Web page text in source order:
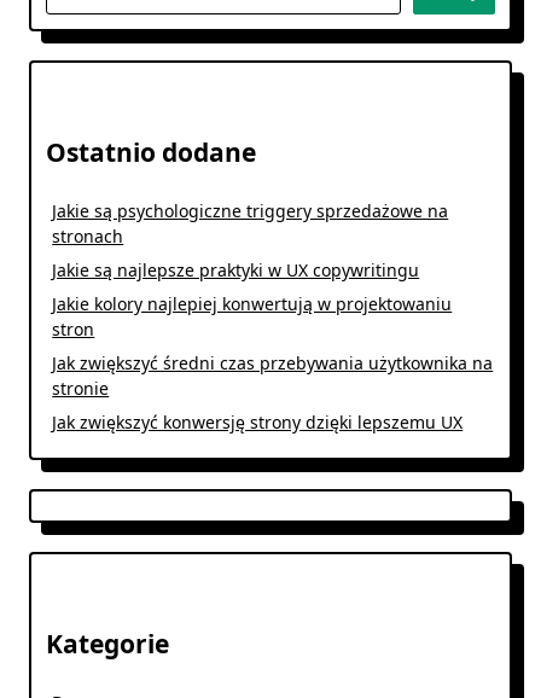
Ostatnio dodane
Jakie są psychologiczne triggery sprzedażowe na
stronach
Jakie są najlepsze praktyki w UX copywritingu
Jakie kolory najlepiej konwertują w projektowaniu
stron
Jak zwiększyć średni czas przebywania użytkownika na
stronie
Jak zwiększyć konwersję strony dzięki lepszemu UX
Kategorie